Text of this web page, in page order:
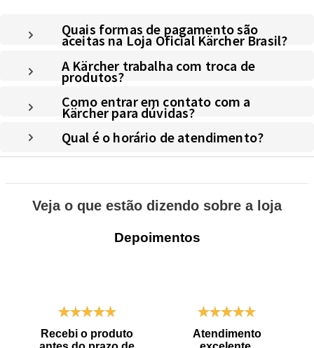
Quais formas de pagamento são
aceitas na Loja Oficial Kärcher Brasil?
A Kärcher trabalha com troca de
produtos?
Como entrar em contato com a
Kärcher para dúvidas?
Qual é o horário de atendimento?
Veja o que estão dizendo sobre a loja
Depoimentos
Recebi o produto
Atendimento